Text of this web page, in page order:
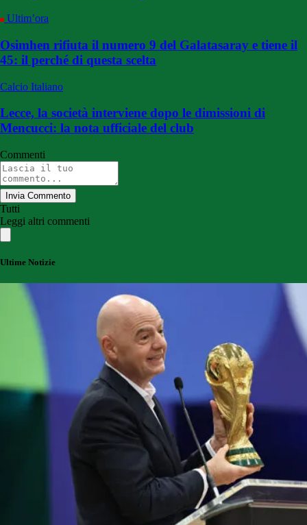
Ultim’ora
Osimhen rifiuta il numero 9 del Galatasaray e tiene il
45: il perché di questa scelta
Calcio Italiano
Lecce, la società interviene dopo le dimissioni di
Mencucci: la nota ufficiale del club
Commenti
Invia Commento
Tutti
Leggi altri commenti
Ultime Notizie